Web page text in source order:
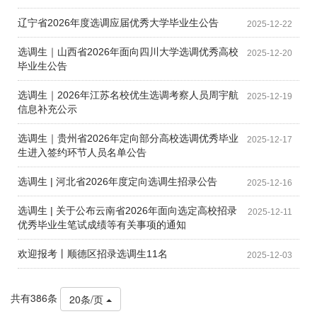
2025-12-22
辽宁省2026年度选调应届优秀大学毕业生公告
2025-12-20
选调生｜山西省2026年面向四川大学选调优秀高校
毕业生公告
2025-12-19
选调生｜2026年江苏名校优生选调考察人员周宇航
信息补充公示
2025-12-17
选调生｜贵州省2026年定向部分高校选调优秀毕业
生进入签约环节人员名单公告
2025-12-16
选调生 | 河北省2026年度定向选调生招录公告
2025-12-11
选调生 | 关于公布云南省2026年面向选定高校招录
优秀毕业生笔试成绩等有关事项的通知
2025-12-03
欢迎报考丨顺德区招录选调生11名
共有386条 20条/页